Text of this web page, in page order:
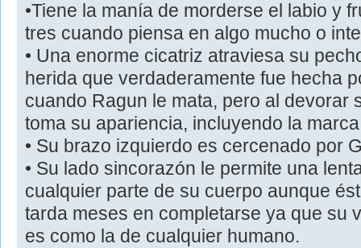
•Tiene la manía de morderse el labio y
tres cuando piensa en algo mucho o
• Una enorme cicatriz atraviesa su
herida que verdaderamente fue hecha
cuando Ragun le mata, pero al devorar
toma su apariencia, incluyendo la
• Su brazo izquierdo es cercenado por
• Su lado sincorazón le permite una
cualquier parte de su cuerpo aunque
tarda meses en completarse ya que su
es como la de cualquier humano.